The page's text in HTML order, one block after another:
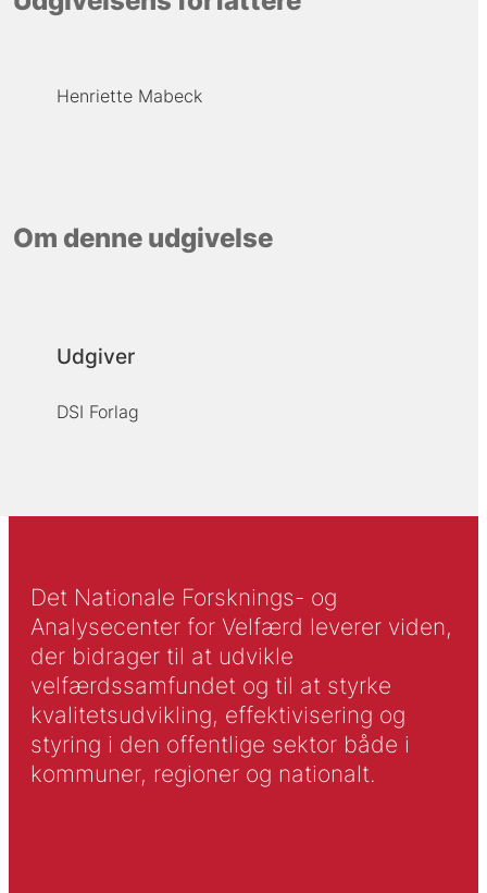
Henriette Mabeck
Om denne udgivelse
Udgiver
DSI Forlag
Det Nationale Forsknings- og
Analysecenter for Velfærd leverer viden,
der bidrager til at udvikle
velfærdssamfundet og til at styrke
kvalitetsudvikling, effektivisering og
styring i den offentlige sektor både i
kommuner, regioner og nationalt.